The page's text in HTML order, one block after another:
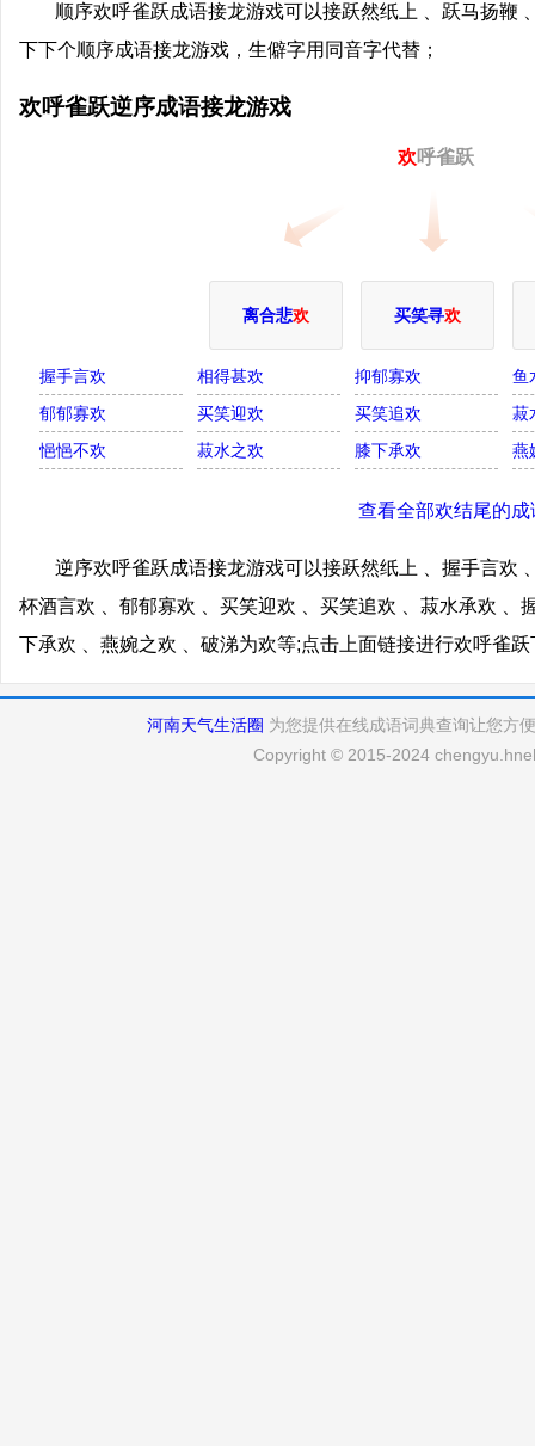
顺序欢呼雀跃成语接龙游戏可以接跃然纸上 、跃马扬鞭
下下个顺序成语接龙游戏，生僻字用同音字代替；
欢呼雀跃逆序成语接龙游戏
欢呼雀跃
离合悲欢 买笑寻欢
握手言欢 相得甚欢 抑郁寡欢
鱼
郁郁寡欢
买笑迎欢 买笑追欢
菽
悒悒不欢
菽水之欢 膝下承欢 燕
查看全部欢结尾的成
逆序欢呼雀跃成语接龙游戏可以接跃然纸上 、握手言欢
杯酒言欢 、郁郁寡欢 、买笑迎欢 、买笑追欢 、菽水承欢 、
下承欢 、燕婉之欢 、破涕为欢等;点击上面链接进行欢呼雀
河南天气生活圈 为您提供在线成语词典查询让您方
Copyright © 2015-2024